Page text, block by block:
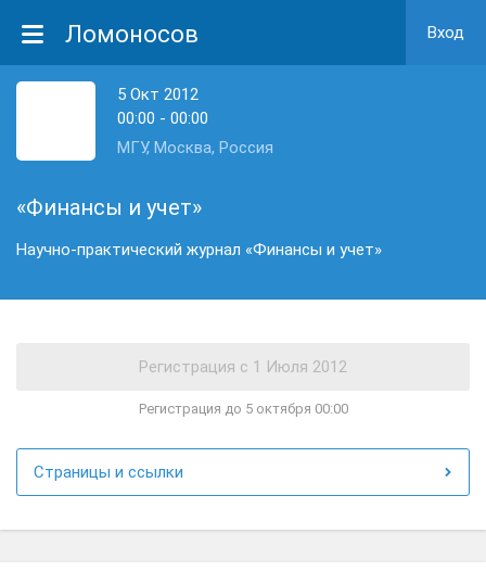
Ломоносов Вход
5 Окт 2012
00:00 - 00:00
МГУ, Москва, Россия
«Финансы и учет»
Научно-практический журнал «Финансы и учет»
Регистрация до 5 октября 00:00
Страницы и ссылки